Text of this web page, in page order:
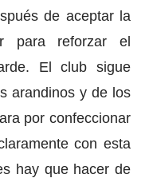
de aceptar la
para reforzar el
El club sigue
arandinos y de los
por confeccionar
con esta
hay que hacer de